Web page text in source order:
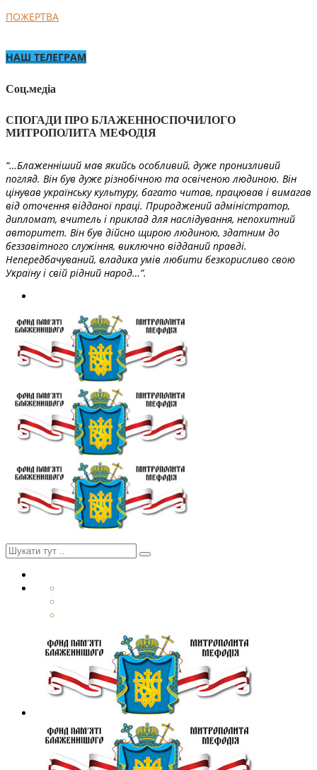
ПОЖЕРТВА
НАШ ТЕЛЕГРАМ
Соц.медіа
СПОГАДИ ПРО БЛАЖЕННОСПОЧИЛОГО
МИТРОПОЛИТА МЕФОДІЯ
“…Блаженніший мав якийсь особливий, дуже пронизливий
погляд. Він був дуже різнобічною та освіченою людиною. Він
цінував українську культуру, багато читав, працював і вимагав
від оточення відданої праці. Природжений адміністратор,
дипломат, вчитель і приклад для наслідування, непохитний
авторитет. Він був дійсно щирою людиною, здатним до
беззавітного служіння, виключно відданий правді.
Непередбачуваний, владика умів любити безкорисливо свою
Україну і свій рідний народ…”.